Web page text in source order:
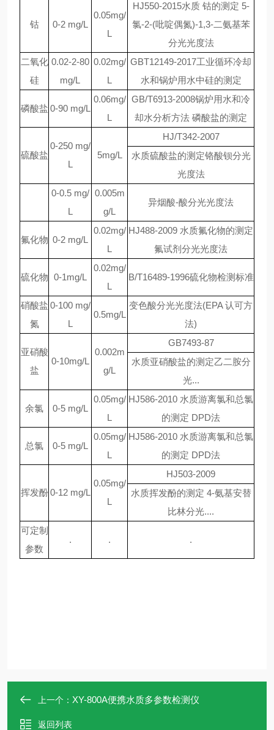
钴 0-2 mg/L
0.05mg/
L
HJ550-2015水质 钴的测定 5-
氯-2-(吡啶偶氮)-1,3-二氨基苯
分光光度法
二氧化
硅
0.02-2-80
mg/L
0.02mg/
L
GBT12149-2017工业循环冷却
水和锅炉用水中硅的测定
磷酸盐 0-90 mg/L
0.06mg/
L
GB/T6913-2008锅炉用水和冷
却水分析方法 磷酸盐的测定
硫酸盐
0-250 mg/
L
5mg/L
HJ/T342-2007
水质硫酸盐的测定铬酸钡分光
光度法
0-0.5 mg/
L
0.005m
g/L
异烟酸-酸分光光度法
氟化物 0-2 mg/L
0.02mg/
L
HJ488-2009 水质氟化物的测定
氟试剂分光光度法
硫化物 0-1mg/L
0.02mg/
L
B/T16489-1996硫化物检测标准
硝酸盐
氮
0-100 mg/
L
0.5mg/L
变色酸分光光度法(EPA 认可方
法)
亚硝酸
盐
0-10mg/L
0.002m
g/L
GB7493-87
水质亚硝酸盐的测定乙二胺分
光...
余氯 0-5 mg/L
0.05mg/
L
HJ586-2010 水质游离氯和总氯
的测定 DPD法
总氯 0-5 mg/L
0.05mg/
L
HJ586-2010 水质游离氯和总氯
的测定 DPD法
挥发酚 0-12 mg/L
0.05mg/
L
HJ503-2009
水质挥发酚的测定 4-氨基安替
比林分光....
可定制
参数
. . .
上一个： XY-800A便携水质多参数检测仪
返回列表